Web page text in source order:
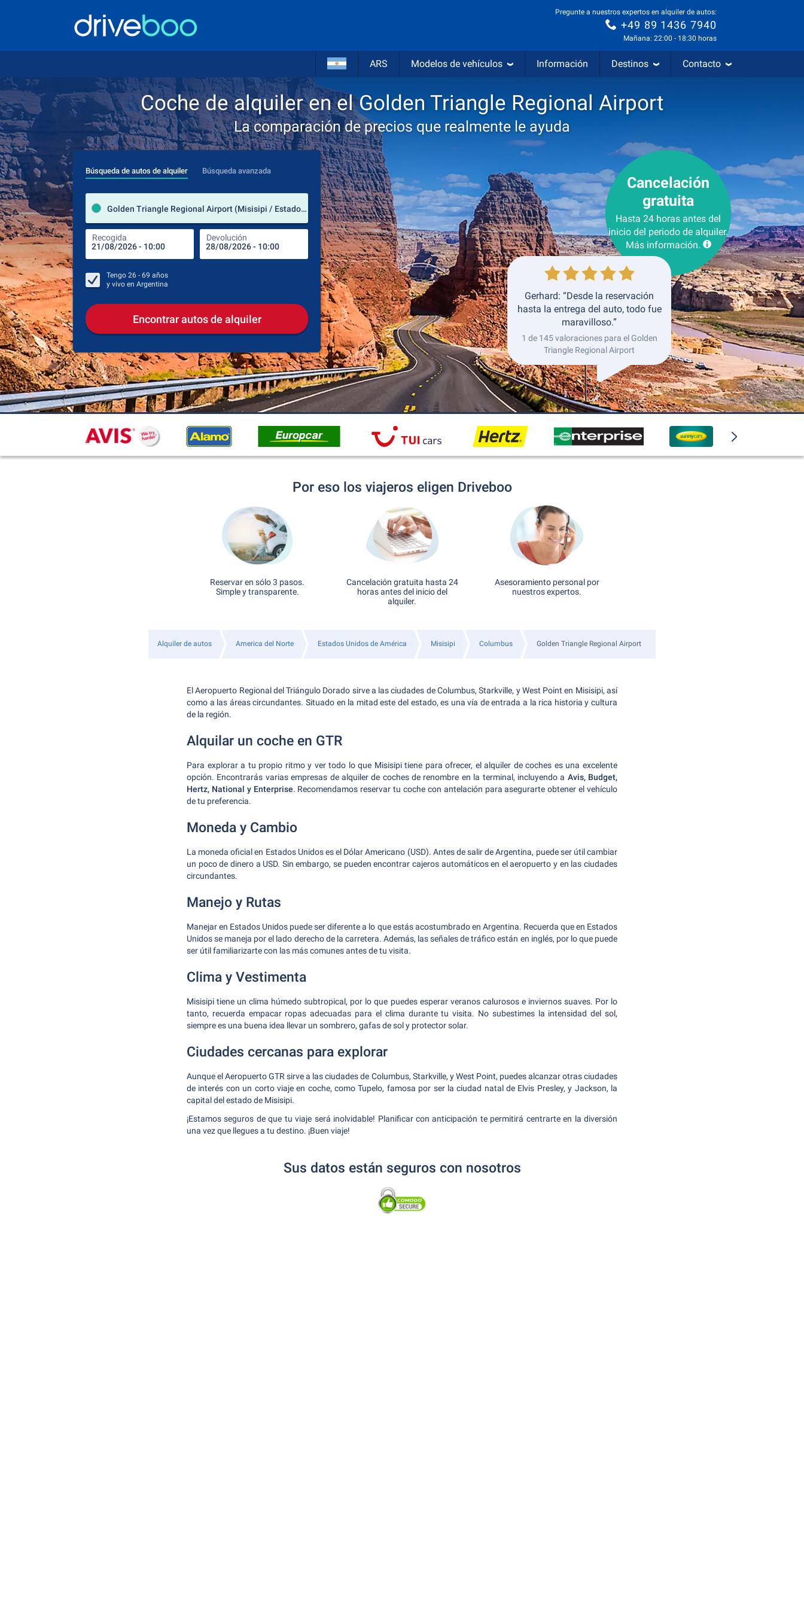
Pregunte a nuestros expertos en alquiler de autos:
+49 89 1436 7940
Mañana: 22:00 - 18:30 horas
ARS Modelos de vehículos Información Destinos Contacto
Coche de alquiler en el Golden Triangle Regional Airport
La comparación de precios que realmente le ayuda
Búsqueda de autos de alquiler Búsqueda avanzada
Golden Triangle Regional Airport (Misisipi / Estados Unidos de América)
Recogida Devolución
lugar de alquiler
Lugar de devolución
Recogida Devolución
Tengo 26 - 69 años
y vivo en Argentina
Encontrar autos de alquiler
Cancelación
gratuita
Hasta 24 horas antes del
inicio del periodo de alquiler.
Más información.
Gerhard: “Desde la reservación
hasta la entrega del auto, todo fue
maravilloso.”
1 de 145 valoraciones para el Golden
Triangle Regional Airport
Por eso los viajeros eligen Driveboo
Reservar en sólo 3 pasos.
Simple y transparente.
Cancelación gratuita hasta 24
horas antes del inicio del
alquiler.
Asesoramiento personal por
nuestros expertos.
Alquiler de autos America del Norte Estados Unidos de América Misisipi Columbus Golden Triangle Regional Airport
El Aeropuerto Regional del Triángulo Dorado sirve a las ciudades de Columbus, Starkville, y West Point en Misisipi, así
como a las áreas circundantes. Situado en la mitad este del estado, es una vía de entrada a la rica historia y cultura
de la región.
Alquilar un coche en GTR
Para explorar a tu propio ritmo y ver todo lo que Misisipi tiene para ofrecer, el alquiler de coches es una excelente
opción. Encontrarás varias empresas de alquiler de coches de renombre en la terminal, incluyendo a Avis, Budget,
Hertz, National y Enterprise. Recomendamos reservar tu coche con antelación para asegurarte obtener el vehículo
de tu preferencia.
Moneda y Cambio
La moneda oficial en Estados Unidos es el Dólar Americano (USD). Antes de salir de Argentina, puede ser útil cambiar
un poco de dinero a USD. Sin embargo, se pueden encontrar cajeros automáticos en el aeropuerto y en las ciudades
circundantes.
Manejo y Rutas
Manejar en Estados Unidos puede ser diferente a lo que estás acostumbrado en Argentina. Recuerda que en Estados
Unidos se maneja por el lado derecho de la carretera. Además, las señales de tráfico están en inglés, por lo que puede
ser útil familiarizarte con las más comunes antes de tu visita.
Clima y Vestimenta
Misisipi tiene un clima húmedo subtropical, por lo que puedes esperar veranos calurosos e inviernos suaves. Por lo
tanto, recuerda empacar ropas adecuadas para el clima durante tu visita. No subestimes la intensidad del sol,
siempre es una buena idea llevar un sombrero, gafas de sol y protector solar.
Ciudades cercanas para explorar
Aunque el Aeropuerto GTR sirve a las ciudades de Columbus, Starkville, y West Point, puedes alcanzar otras ciudades
de interés con un corto viaje en coche, como Tupelo, famosa por ser la ciudad natal de Elvis Presley, y Jackson, la
capital del estado de Misisipi.
¡Estamos seguros de que tu viaje será inolvidable! Planificar con anticipación te permitirá centrarte en la diversión
una vez que llegues a tu destino. ¡Buen viaje!
Sus datos están seguros con nosotros